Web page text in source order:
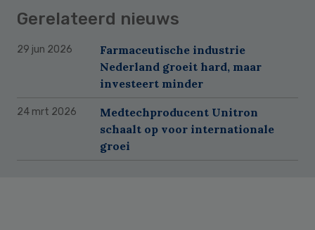
Gerelateerd nieuws
29 jun 2026
Farmaceutische industrie
Nederland groeit hard, maar
investeert minder
24 mrt 2026
Medtechproducent Unitron
schaalt op voor internationale
groei